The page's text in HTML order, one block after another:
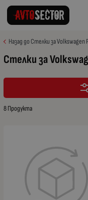
Назад до Стелки за Volkswagen
Стелки за
8 Продукта